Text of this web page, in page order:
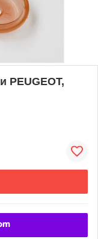
PEUGEOT,